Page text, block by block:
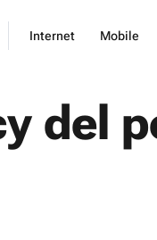
Internet Mobile
del